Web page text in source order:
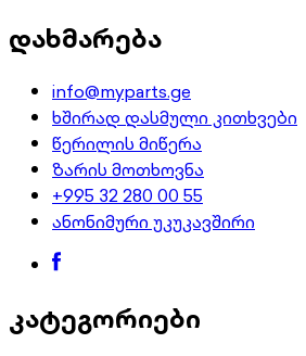
დახმარება
info@myparts.ge
ხშირად დასმული კითხვები
წერილის მიწერა
ზარის მოთხოვნა
+995 32 280 00 55
ანონიმური უკუკავშირი
კატეგორიები